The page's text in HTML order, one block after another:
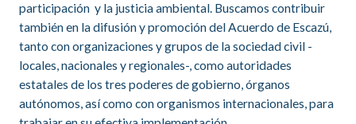
participación y la justicia ambiental. Buscamos contribuir
también en la difusión y promoción del Acuerdo de Escazú,
tanto con organizaciones y grupos de la sociedad civil -
locales, nacionales y regionales-, como autoridades
estatales de los tres poderes de gobierno, órganos
autónomos, así como con organismos internacionales, para